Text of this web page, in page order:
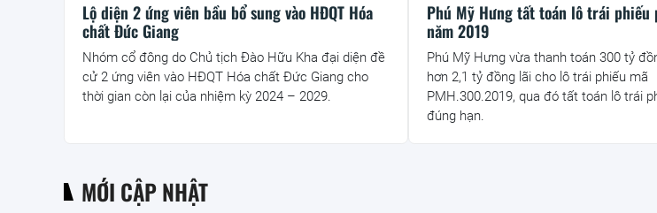
Lộ diện 2 ứng viên bầu bổ sung vào HĐQT Hóa
chất Đức Giang
Nhóm cổ đông do Chủ tịch Đào Hữu Kha đại diện đề
cử 2 ứng viên vào HĐQT Hóa chất Đức Giang cho
thời gian còn lại của nhiệm kỳ 2024 – 2029.
Phú Mỹ Hưng tất toán lô trái phiếu
năm 2019
Phú Mỹ Hưng vừa thanh toán 300 tỷ
hơn 2,1 tỷ đồng lãi cho lô trái phiếu mã
PMH.300.2019, qua đó tất toán lô trái
đúng hạn.
MỚI CẬP NHẬT